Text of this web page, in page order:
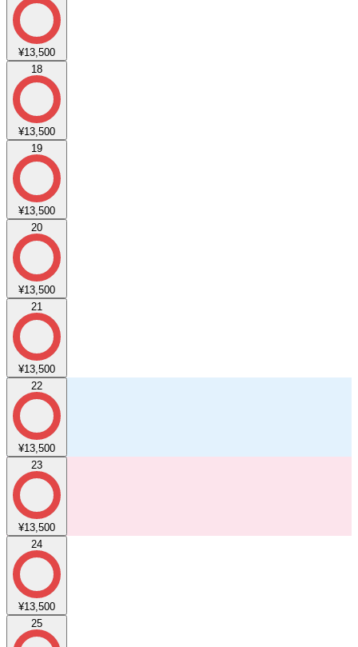
¥13,500
18
¥13,500
19
¥13,500
20
¥13,500
21
¥13,500
22
¥13,500
23
¥13,500
24
¥13,500
25